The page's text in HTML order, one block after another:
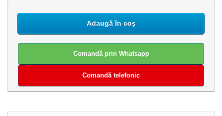
Adaugă în coș
Comandă prin Whatsapp
Comandă telefonic